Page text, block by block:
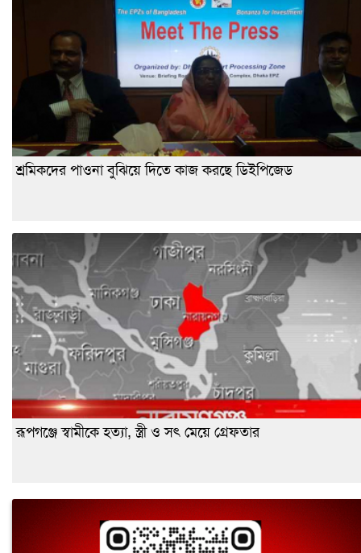
শ্রমিকদের পাওনা বুঝিয়ে দিতে কাজ করছে ডিইপিজেড
রূপগঞ্জে স্বামীকে হত্যা, স্ত্রী ও সৎ মেয়ে গ্রেফতার